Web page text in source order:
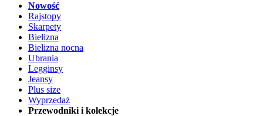
Nowość
Rajstopy
Skarpety
Bielizna
Bielizna nocna
Ubrania
Legginsy
Jeansy
Plus size
Wyprzedaż
Przewodniki i kolekcje